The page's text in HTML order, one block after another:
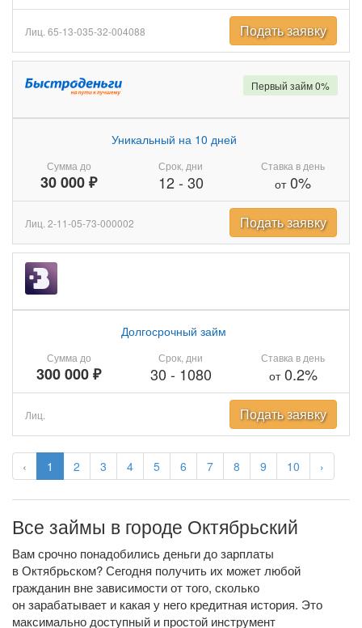
‹ 1 2 3 4 5 6 7 8 9 10 ›
Лиц. 65-13-035-32-004088 Подать заявку
Сумма до
30 000 ₽
Уникальный на 10 дней
Срок, дни
12- 30
Ставка в день
от0%
Первый займ 0%
Лиц. 2-11-05-73-000002 Подать заявку
Сумма до
300 000 ₽
Долгосрочный займ
Срок, дни
30 - 1080
Ставка в день
от0.2%
Лиц. Подать заявку
Все займы в городе Октябрьский
Вам срочно понадобились деньги до зарплаты
в Октябрьском? Сегодня получить их может любой
гражданин вне зависимости от того, сколько
он зарабатывает и какая у него кредитная история. Это
максимально доступный и простой инструмент